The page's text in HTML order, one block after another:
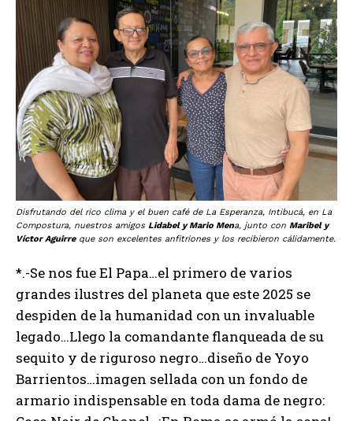
Disfrutando del rico clima y el buen café de La Esperanza, Intibucá, en La
Compostura, nuestros amigos Lidabel y Mario Mena, junto con Maribel y
Víctor Aguirreque son excelentes anfitriones y los recibieron cálidamente.
*.-Se nos fue El Papa…el primero de varios
grandes ilustres del planeta que este 2025 se
despiden de la humanidad con un invaluable
legado…Llego la comandante flanqueada de su
sequito y de riguroso negro…diseño de Yoyo
Barrientos…imagen sellada con un fondo de
armario indispensable en toda dama de negro: